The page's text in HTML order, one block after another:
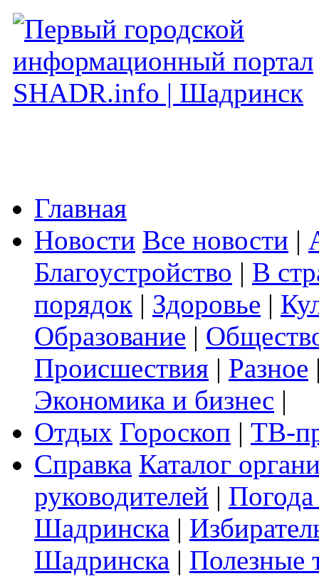
Главная
Новости Все новости |
Благоустройство | В
порядок | Здоровье |
Образование |
Происшествия | Разное
Экономика и бизнес |
Отдых Гороскоп | ТВ-
Справка Каталог
руководителей |
Шадринска |
Шадринска | Полезные